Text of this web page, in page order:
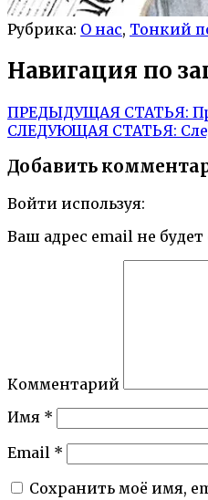
Рубрика: О нас, Тонкий
Навигация по
ПРЕДЫДУЩАЯ СТАТЬЯ:
СЛЕДУЮЩАЯ СТАТЬЯ:
Добавить
Войти используя:
Ваш адрес email не
Комментарий
Имя *
Email *
Сохранить моё имя,